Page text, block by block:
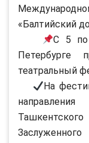
«Балтийский
С 5 по
Петербурге
театральный
На